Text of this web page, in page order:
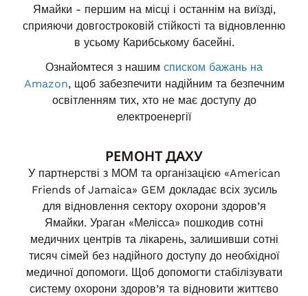
Ямайки - першим на місці і останнім на виїзді,
сприяючи довгостроковій стійкості та відновленню
в усьому Карибському басейні.
Ознайомтеся з нашим списком бажань на
Amazon, щоб забезпечити надійним та безпечним
освітленням тих, хто не має доступу до
електроенергії
РЕМОНТ ДАХУ
У партнерстві з МОМ та організацією «American
Friends of Jamaica» GEM докладає всіх зусиль
для відновлення сектору охорони здоров’я
Ямайки. Ураган «Мелісса» пошкодив сотні
медичних центрів та лікарень, залишивши сотні
тисяч сімей без надійного доступу до необхідної
медичної допомоги. Щоб допомогти стабілізувати
систему охорони здоров’я та відновити життєво